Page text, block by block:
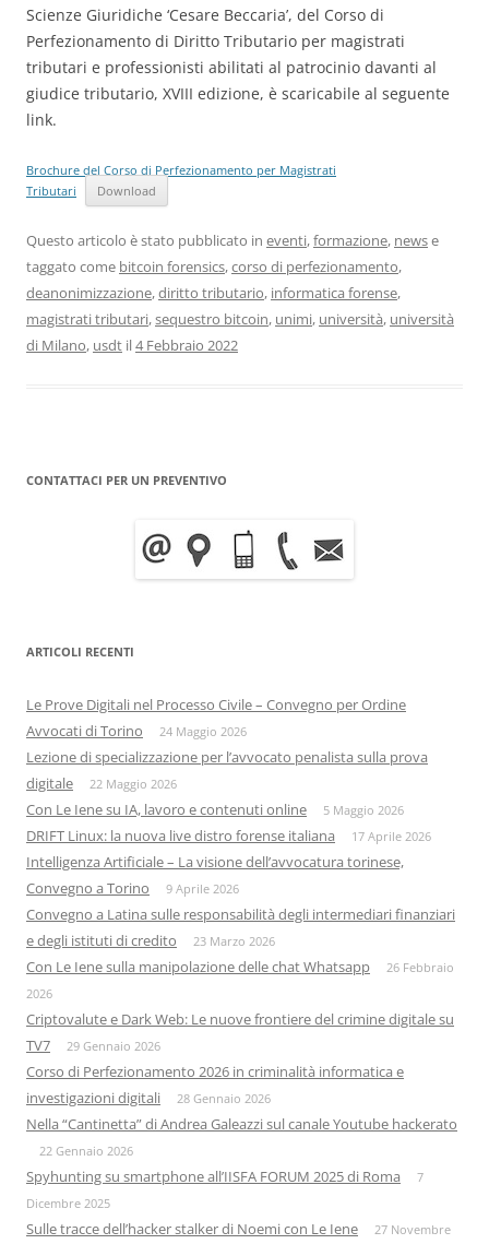
Scienze Giuridiche ‘Cesare Beccaria’, del Corso di
Perfezionamento di Diritto Tributario per magistrati
tributari e professionisti abilitati al patrocinio davanti al
giudice tributario, XVIII edizione, è scaricabile al seguente
link.
Brochure del Corso di Perfezionamento per Magistrati
Tributari
Download
Questo articolo è stato pubblicato in eventi,formazione, newse
taggato come bitcoin forensics,corso di perfezionamento,
deanonimizzazione,diritto tributario, informatica forense,
magistrati tributari,sequestro bitcoin, unimi, università, università
di Milano, usdt il4 Febbraio 2022
CONTATTACI PER UN PREVENTIVO
ARTICOLI RECENTI
Le Prove Digitali nel Processo Civile – Convegno per Ordine
Avvocati di Torino
24 Maggio 2026
Lezione di specializzazione per l’avvocato penalista sulla prova
digitale
22 Maggio 2026
Con Le Iene su IA, lavoro e contenuti online 5 Maggio 2026
DRIFT Linux: la nuova live distro forense italiana 17 Aprile 2026
Intelligenza Artificiale – La visione dell’avvocatura torinese,
Convegno a Torino
9 Aprile 2026
Convegno a Latina sulle responsabilità degli intermediari finanziari
e degli istituti di credito
23 Marzo 2026
Con Le Iene sulla manipolazione delle chat Whatsapp
26 Febbraio
2026
Criptovalute e Dark Web: Le nuove frontiere del crimine digitale su
TV7
29 Gennaio 2026
Corso di Perfezionamento 2026 in criminalità informatica e
investigazioni digitali
28 Gennaio 2026
Nella “Cantinetta” di Andrea Galeazzi sul canale Youtube hackerato
22 Gennaio 2026
Spyhunting su smartphone all’IISFA FORUM 2025 di Roma
7
Dicembre 2025
Sulle tracce dell’hacker stalker di Noemi con Le Iene 27 Novembre